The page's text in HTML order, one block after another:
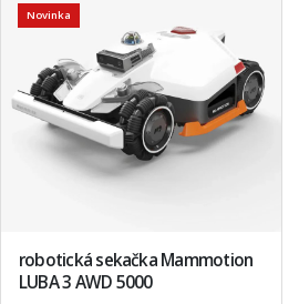
Novinka
robotická sekačka Mammotion
LUBA 3 AWD 5000